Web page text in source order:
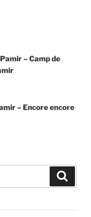
– Camp de
– Encore encore